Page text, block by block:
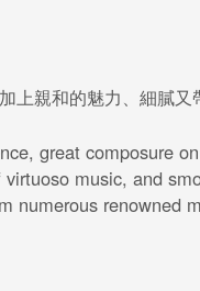
上親和的魅力、細膩又
great composure
music, and
numerous renowned